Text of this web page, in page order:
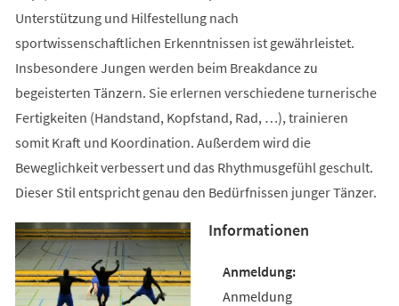
Unterstützung und Hilfestellung nach
sportwissenschaftlichen Erkenntnissen ist gewährleistet.
Insbesondere Jungen werden beim Breakdance zu
begeisterten Tänzern. Sie erlernen verschiedene turnerische
Fertigkeiten (Handstand, Kopfstand, Rad, …), trainieren
somit Kraft und Koordination. Außerdem wird die
Beweglichkeit verbessert und das Rhythmusgefühl geschult.
Dieser Stil entspricht genau den Bedürfnissen junger Tänzer.
Informationen
Anmeldung